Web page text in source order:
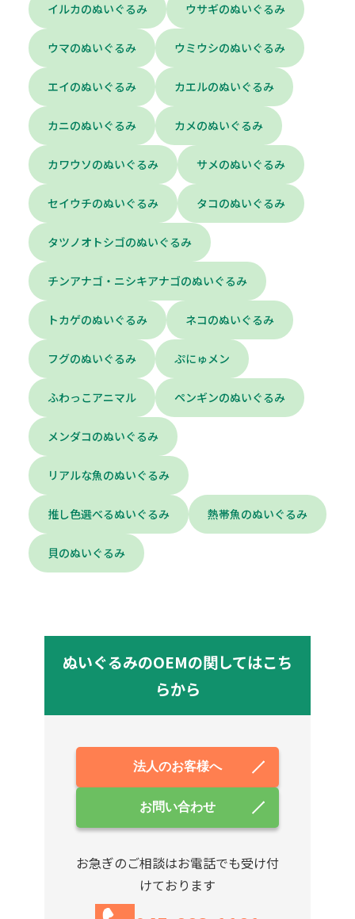
イルカのぬいぐるみ ウサギのぬいぐるみ
ウマのぬいぐるみ ウミウシのぬいぐるみ
エイのぬいぐるみ カエルのぬいぐるみ
カニのぬいぐるみ カメのぬいぐるみ
カワウソのぬいぐるみ サメのぬいぐるみ
セイウチのぬいぐるみ タコのぬいぐるみ
タツノオトシゴのぬいぐるみ
チンアナゴ・ニシキアナゴのぬいぐるみ
トカゲのぬいぐるみ ネコのぬいぐるみ
フグのぬいぐるみ ぷにゅメン
ふわっこアニマル ペンギンのぬいぐるみ
メンダコのぬいぐるみ
リアルな魚のぬいぐるみ
推し色選べるぬいぐるみ 熱帯魚のぬいぐるみ
貝のぬいぐるみ
ぬいぐるみのOEMの関してはこち
らから
法人のお客様へ
お問い合わせ
お急ぎのご相談はお電話でも受け付
けております